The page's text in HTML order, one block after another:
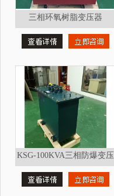
三相环氧树脂变压器
630KVA 三相变压器
KSG-100KVA三相防爆变压
器矿用变压器